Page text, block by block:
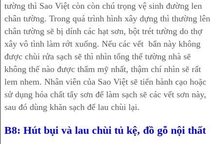
tường thì Sao Việt còn còn chú trọng vệ sinh đường len
chân tường. Trong quá trình hình xây dựng thì thường lên
chân tường sẽ bị dính các hạt sơn, bột trét tường do thợ
xây vô tình làm rớt xuống. Nếu các vết bẩn này không
được chùi rửa sạch sẽ thì nhìn tổng thể tường nhà sẽ
không thể nào được thẩm mỹ nhất, thậm chí nhìn sẽ rất
lem nhem. Nhân viên của Sao Việt sẽ tiến hành cạo hoặc
sử dụng hóa chất tẩy sơn để làm sạch sẽ các vết sơn này,
sau đó dùng khăn sạch để lau chùi lại.
B8: Hút bụi và lau chùi tủ kệ, đồ gỗ nội thất